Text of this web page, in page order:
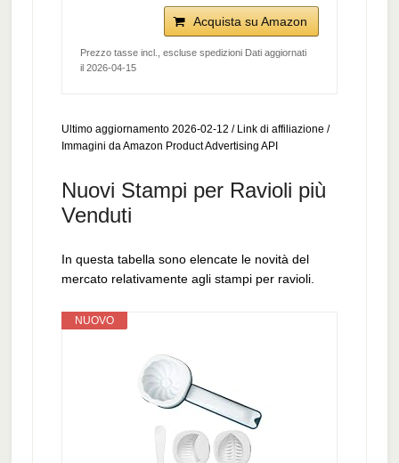
Acquista su Amazon
Prezzo tasse incl., escluse spedizioni Dati aggiornati
il 2026-04-15
Ultimo aggiornamento 2026-02-12 / Link di affiliazione /
Immagini da Amazon Product Advertising API
Nuovi Stampi per Ravioli più
Venduti
In questa tabella sono elencate le novità del
mercato relativamente agli stampi per ravioli.
NUOVO